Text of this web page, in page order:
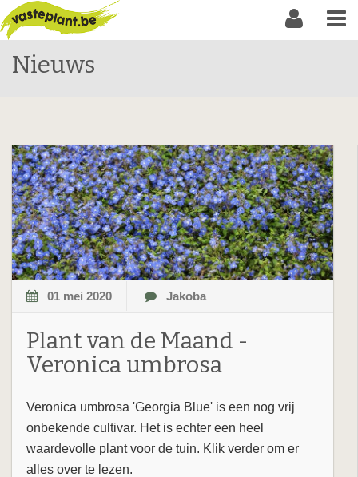
Nieuws
01 mei 2020 Jakoba
Plant van de Maand -
Veronica umbrosa
Veronica umbrosa 'Georgia Blue' is een nog vrij
onbekende cultivar. Het is echter een heel
waardevolle plant voor de tuin. Klik verder om er
alles over te lezen.